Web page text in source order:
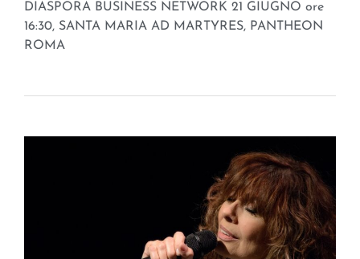
DIASPORA BUSINESS NETWORK 21 GIUGNO ore
16:30, SANTA MARIA AD MARTYRES, PANTHEON
ROMA